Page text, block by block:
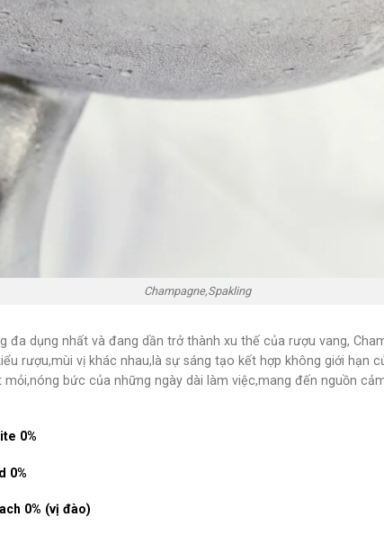
Champagne,Spakling
đa dụng nhất và đang dần trở thành xu thế của rượu vang,
rượu,mùi vị khác nhau,là sự sáng tạo kết hợp không giới hạn
bức của những ngày dài làm việc,mang đến nguồn
0%
0%
0% (vị đào)